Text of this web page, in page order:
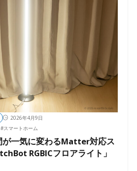
2026年4月9日
#スマートホーム
が一気に変わるMatter対応ス
RGBICフロアライト」